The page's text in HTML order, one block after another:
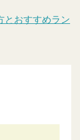
とおすすめラン